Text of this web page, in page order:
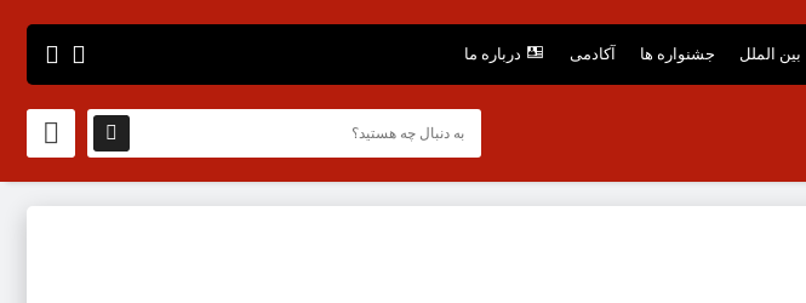
بین الملل جشنواره ها آکادمی درباره ما